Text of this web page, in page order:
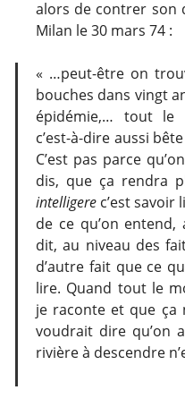
alors de contrer son
Milan le 30 mars 74 :
« …peut-être on
bouches dans vingt
épidémie,… tout le
c’est-à-dire aussi
C’est pas parce
dis, que ça rendra
intelligere c’est savoir
de ce qu’on
dit, au niveau des
d’autre fait que ce
lire. Quand tout le
je raconte et que ça
voudrait dire qu’on
rivière à descendre